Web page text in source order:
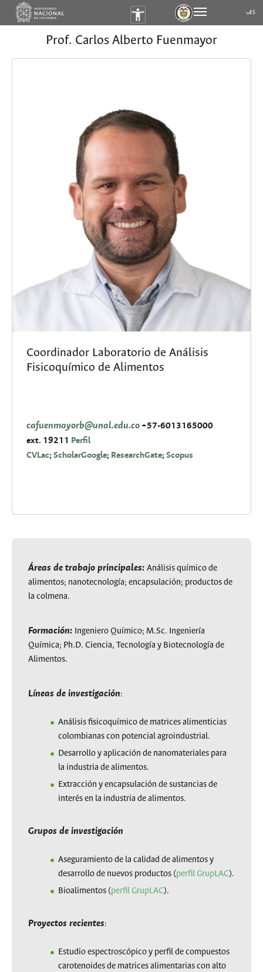
ES
Prof. Carlos Alberto Fuenmayor
Coordinador Laboratorio de Análisis
Fisicoquímico de Alimentos
cafuenmayorb@unal.edu.co +57-6013165000
ext. 19211 Perfil
CVLac; ScholarGoogle; ResearchGate; Scopus
Áreas de trabajo principales: Análisis químico de
alimentos; nanotecnología; encapsulación; productos de
la colmena.
Formación: Ingeniero Químico; M.Sc. Ingeniería
Química; Ph.D. Ciencia, Tecnología y Biotecnología de
Alimentos.
Líneas de investigación:
Análisis fisicoquímico de matrices alimenticias
colombianas con potencial agroindustrial.
Desarrollo y aplicación de nanomateriales para
la industria de alimentos.
Extracción y encapsulación de sustancias de
interés en la industria de alimentos.
Grupos de investigación
Aseguramiento de la calidad de alimentos y
desarrollo de nuevos productos (perfil GrupLAC).
Bioalimentos (perfil GrupLAC).
Proyectos recientes:
Estudio espectroscópico y perfil de compuestos
carotenoides de matrices alimentarias con alto